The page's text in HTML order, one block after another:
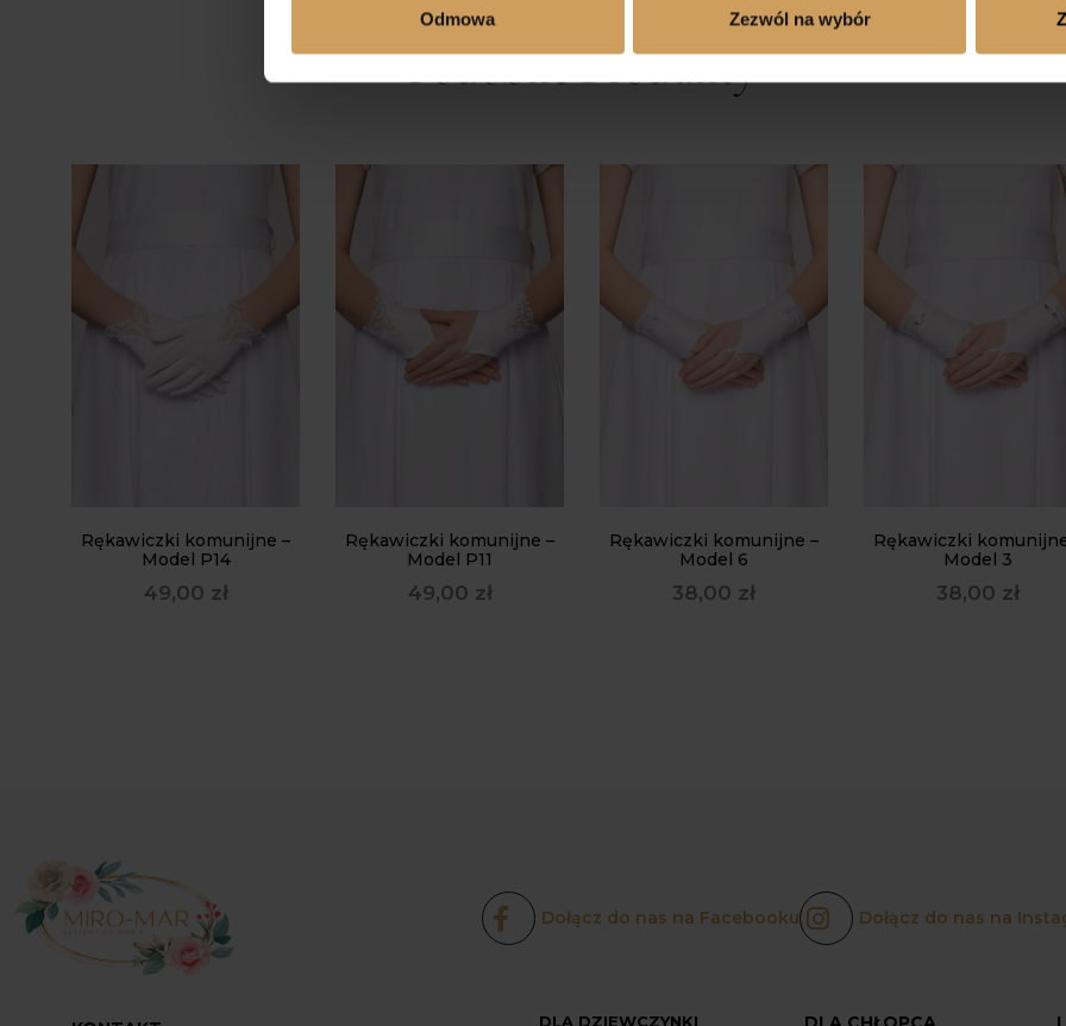
Odmowa Zezwól na wybór
Podobne Produkty
Rękawiczki komunijne –
Model P14
49,00 zł
Rękawiczki komunijne –
Model P11
49,00 zł
Rękawiczki komunijne –
Model 6
38,00 zł
Rękawiczki
Model 3
38,00 zł
Dołącz do nas na Facebooku Dołącz do nas na
DLA DZIEWCZYNKI